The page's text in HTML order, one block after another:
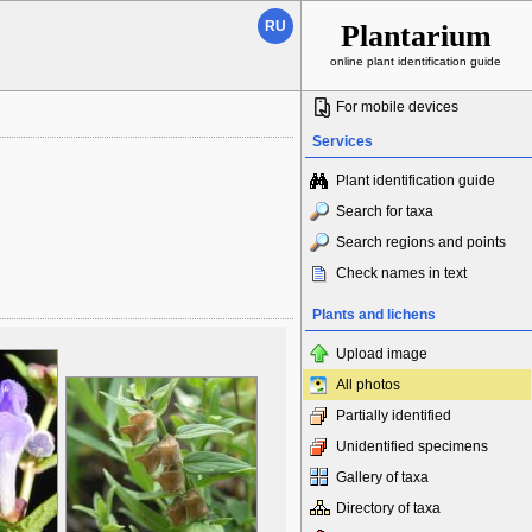
RU Plantarium
online plant identification guide
For mobile devices
Services
Plant identification guide
Search for taxa
Search regions and points
Check names in text
Plants and lichens
Upload image
All photos
Partially identified
Unidentified specimens
Gallery of taxa
Directory of taxa